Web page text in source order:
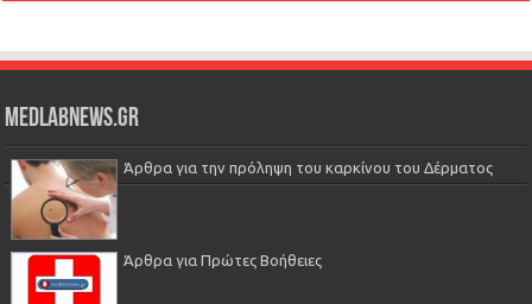
Medlabnews.gr
Άρθρα για την πρόληψη του καρκίνου του Δέρματος
Άρθρα για Πρώτες Βοήθειες